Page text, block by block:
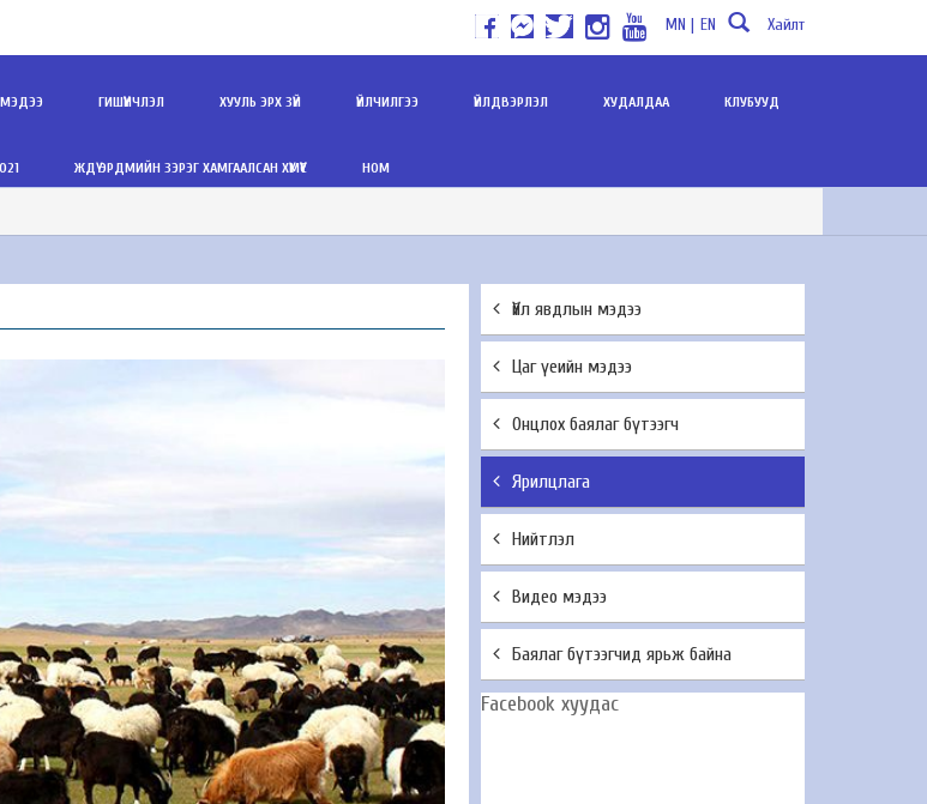
MN | EN Хайлт
МЭДЭЭ ГИШҮҮНЧЛЭЛ ХУУЛЬ ЭРХ ЗҮЙ ҮЙЛЧИЛГЭЭ ҮЙЛДВЭРЛЭЛ ХУДАЛДАА КЛУБУУД
ЖДҮ ЭРДМИЙН ЗЭРЭГ ХАМГААЛСАН ХҮМҮҮС НОМ
Үйл явдлын мэдээ
Цаг үеийн мэдээ
Онцлох баялаг бүтээгч
Ярилцлага
Нийтлэл
Видео мэдээ
Баялаг бүтээгчид ярьж байна
Facebook хуудас